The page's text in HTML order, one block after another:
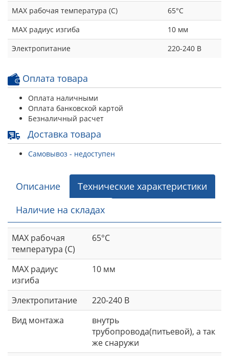
MAX рабочая температура (С)
65°С
MAX радиус изгиба
10 мм
Электропитание
220-240 В
Оплата товара
Оплата наличными
Оплата банковской картой
Безналичный расчет
Доставка товара
Самовывоз - недоступен
Описание
Технические характеристики
Наличие на складах
MAX рабочая
температура (С)
65°С
MAX радиус
изгиба
10 мм
Электропитание
220-240 В
Вид монтажа
внутрь
трубопровода(питьевой), а так
же снаружи